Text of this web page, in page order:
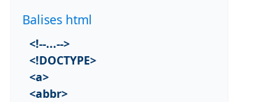
Balises html
<!--...-->
<!DOCTYPE>
<a>
<abbr>